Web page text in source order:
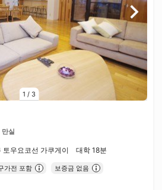
1 / 3
만실
토우요코선 가쿠게이 대학 18분
가전 포함 보증금 없음